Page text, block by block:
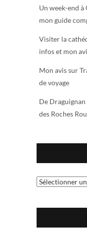
Un week-end
mon guide
Visiter la
infos et mon
Mon avis sur
de voyage
De Draguignan
des Roches
Archives